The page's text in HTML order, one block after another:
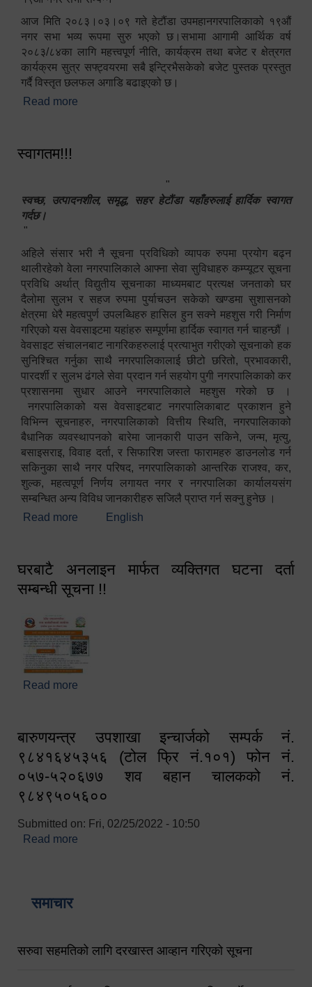
आज मिति २०८३।०३।०९ गते हेटौंडा उपमहानगरपालिकाको १९औं
नगर सभा भव्य रूपमा सुरु भएको छ।सभामा आगामी आर्थिक वर्ष
२०८३/८४का लागि महत्त्वपूर्ण नीति, कार्यक्रम तथा बजेट र क्षेत्रगत
कार्यक्रम सुत्र सफ्ट्वयरमा सबै इन्ट्रिभैसकेको बजेट पुस्तक प्रस्तुत
गर्दै विस्तृत छलफल अगाडि बढाइएको छ।
Read more
स्वागतम!!!
"
स्वच्छ, उत्पादनशील, समृद्ध, सहर हेटौंडा यहाँहरुलाई हार्दिक स्वागत
गर्दछ।
"
अहिले संसार भरी नै सूचना प्रविधिको व्यापक रुपमा प्रयोग बढ्न
थालीरहेको वेला नगरपालिकाले आफ्ना सेवा सुविधाहरु कम्प्यूटर सूचना
प्रविधि अर्थात् विद्युतीय सूचनाका माध्यमबाट प्रत्यक्ष जनताको घर
दैलोमा सुलभ र सहज रुपमा पुर्याचउन सकेको खण्डमा सुशासनको
क्षेत्रमा धेरै महत्वपुर्ण उपलब्धिहरु हासिल हुन सक्ने महशुस गरी निर्माण
गरिएको यस वेवसाइटमा यहांहरु सम्पूर्णमा हार्दिक स्वागत गर्न चाहन्छौं ।
वेवसाइट संचालनबाट नागरिकहरुलाई प्रत्याभुत गरीएको सूचनाको हक
सुनिश्चित गर्नुका साथै नगरपालिकालाई छीटो छरितो, प्रभावकारी,
पारदर्शी र सुलभ ढंगले सेवा प्रदान गर्न सहयोग पुगी नगरपालिकाको कर
प्रशासनमा सुधार आउने नगरपालिकाले महशुस गरेको छ ।
नगरपालिकाको यस वेवसाइटबाट नगरपालिकाबाट प्रकाशन हुने
विभिन्न सूचनाहरु, नगरपालिकाको वित्तीय स्थिति, नगरपालिकाको
बैधानिक व्यवस्थापनको बारेमा जानकारी पाउन सकिने, जन्म, मृत्यु,
बसाइसराइ, विवाह दर्ता, र सिफारिश जस्ता फारामहरु डाउनलोड गर्न
सकिनुका साथै नगर परिषद, नगरपालिकाको आन्तरिक राजश्व, कर,
शुल्क, महत्वपूर्ण निर्णय लगायत नगर र नगरपालिका कार्यालयसंग
सम्बन्धित अन्य विविध जानकारीहरु सजिलै प्राप्त गर्न सक्नु हुनेछ ।
Read more about स्वागतम!!!
English
घरबाटै अनलाइन मार्फत व्यक्तिगत घटना दर्ता
सम्बन्धी सूचना !!
Read more
बारुणयन्त्र उपशाखा इन्चार्जको सम्पर्क नं.
९८४१६४५३५६ (टोल फ्रि नं.१०१) फोन नं.
०५७-५२०६७७ शव बहान चालकको नं.
९८४९५०५६००
Submitted on: Fri, 02/25/2022 - 10:50
Read more
समाचार
सरुवा सहमतिको लागि दरखास्त आव्हान गरिएको सूचना